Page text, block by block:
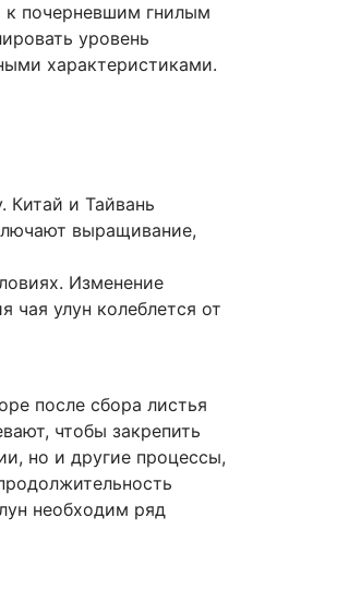
к почерневшим гнилым
уровень
характеристиками.
Китай и Тайвань
выращивание,
Изменение
улун колеблется от
после сбора листья
чтобы закрепить
но и другие процессы,
необходим ряд